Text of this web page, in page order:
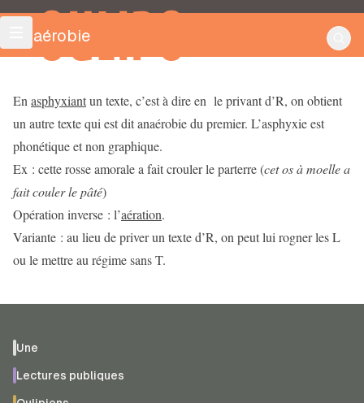
OULIPO
Anaérobie
En asphyxiantun texte, c’est à dire en le privant d’R, on obtient
un autre texte qui est dit anaérobie du premier. L’asphyxie est
phonétique et non graphique.
Ex : cette rosse amorale a fait crouler le parterre (cet os à moelle a
fait couler le pâté)
Opération inverse : l’aération.
Variante : au lieu de priver un texte d’R, on peut lui rogner les L
ou le mettre au régime sans T.
Une
Lectures publiques